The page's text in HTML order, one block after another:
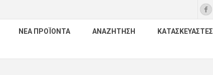
ΝΈΑ ΠΡΟΪΌΝΤΑ ΑΝΑΖΉΤΗΣΗ ΚΑΤΑΣΚΕΥΑΣΤΈΣ